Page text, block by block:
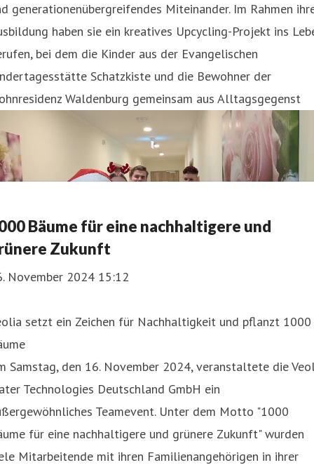
generationenübergreifendes Miteinander. Im Rahmen
haben sie ein kreatives Upcycling-Projekt ins
bei dem die Kinder aus der Evangelischen
Schatzkiste und die Bewohner der
Waldenburg gemeinsam aus Alltagsgegenst
Bäume für eine nachhaltigere und
Zukunft
November 2024 15:12
setzt ein Zeichen für Nachhaltigkeit und pflanzt 1000
Samstag, den 16. November 2024, veranstaltete die
Technologies Deutschland GmbH ein
Teamevent. Unter dem Motto "1000
für eine nachhaltigere und grünere Zukunft" wurden
Mitarbeitende mit ihren Familienangehörigen in ihrer